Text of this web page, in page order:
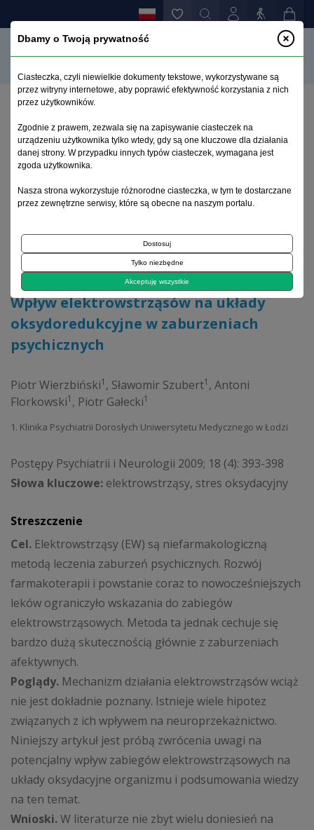
Wpływ elektrowstrząsów na układy
oksydoredukcyjne w zaburzeniach psychicznych
Archiwum 1992–2014
2009, tom 18, zeszyt 4
Artykuł poglądowy
Wpływ elektrowstrząsów na układy
oksydoredukcyjne w zaburzeniach
psychicznych
Piotr Wierzbiński1 , Sławomir Szubert1 , Antoni
Florkowski1 , Piotr Gałecki1
1. Klinika Psychiatrii Dorosłych Uniwersytetu Medycznego w Łodzi
Postępy Psychiatrii i Neurologii 2009; 18 (4): 393-398
Słowa kluczowe: elektrowstrząsy, stres oksydacyjny
Streszczenie
Cel. Elektrowstrząsy (EW) są niefarmakologiczną
metodą leczenia zaburzeń psychicznych. Rozwój
farmakoterapii i powstanie coraz to nowocześniejszych
leków ograniczyło wskazania do zabiegów
elektrowstrząsowych. Metoda ta jednak cechuje się
bardzo dużą skutecznością głównie z zaburzeniach
afektywnych.
Poglądy. Mechanizm działania elektrowstrząsów wciąż
nie jest dokładnie poznany. Istnieje wiele hipotez
związanych z ich wpływem na neuroprzekażnictwo.
Niniejszy artykuł jest próbą zwrócenia uwagi na
potencjalny wpływ zabiegów elektrowstrząsowych na
układy oksydacyjne organizmu i podsumowania wiedzy
na ten temat.
Wnioski.W literaturze nie zbyt wielu doniesień na
Dbamy o Twoją prywatność
Ciasteczka, czyli niewielkie dokumenty tekstowe, wykorzystywane są
przez witryny internetowe, aby poprawić efektywność korzystania z nich
przez użytkowników.
Zgodnie z prawem, zezwala się na zapisywanie ciasteczek na
urządzeniu użytkownika tylko wtedy, gdy są one kluczowe dla działania
danej strony. W przypadku innych typów ciasteczek, wymagana jest
zgoda użytkownika.
Nasza strona wykorzystuje różnorodne ciasteczka, w tym te dostarczane
przez zewnętrzne serwisy, które są obecne na naszym portalu.
Dostosuj
Tylko niezbędne
Akceptuję wszystkie